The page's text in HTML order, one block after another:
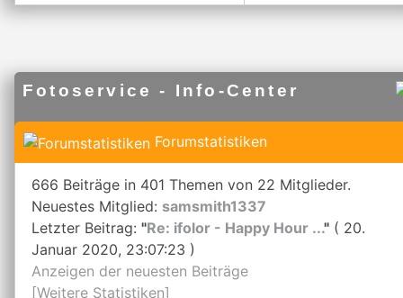
Fotoservice - Info-Center
Forumstatistiken
666 Beiträge in 401 Themen von 22 Mitglieder.
Neuestes Mitglied: samsmith1337
Letzter Beitrag: "Re: ifolor - Happy Hour ..." ( 20.
Januar 2020, 23:07:23 )
Anzeigen der neuesten Beiträge
[Weitere Statistiken]